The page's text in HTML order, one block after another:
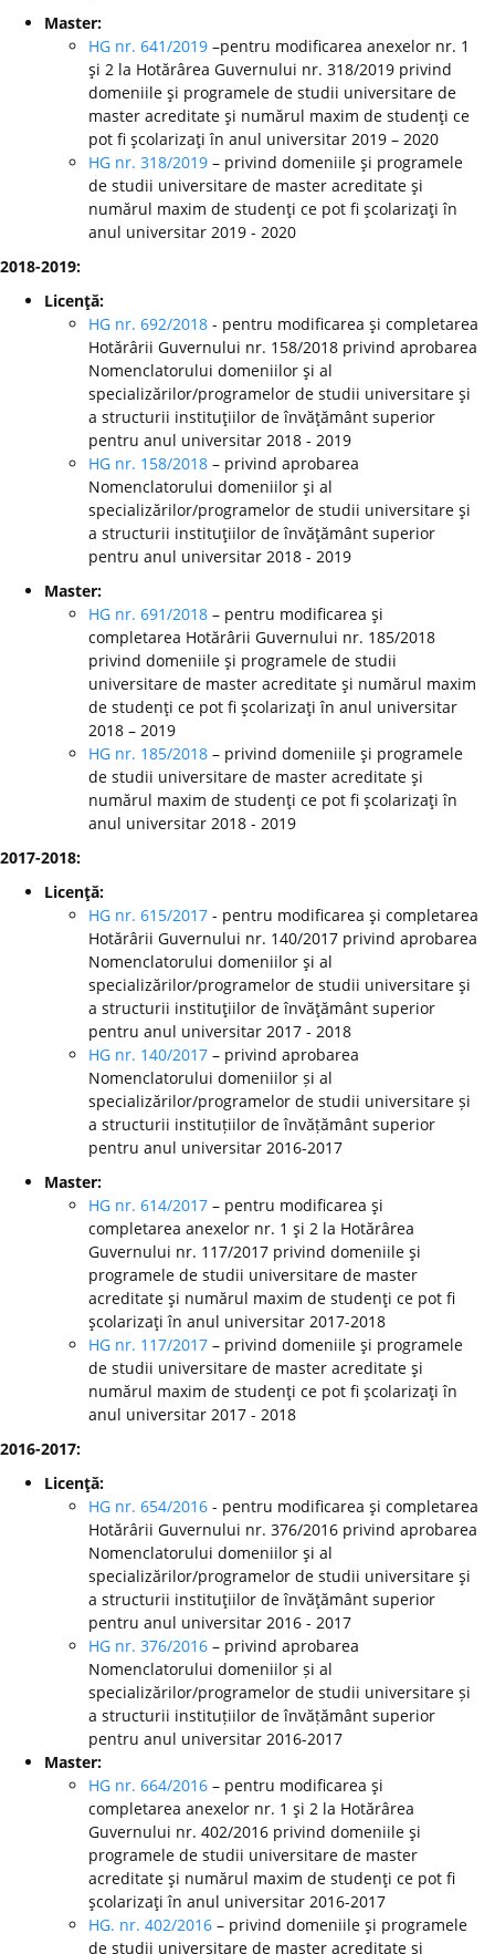
Master:
HG nr. 641/2019 –pentru modificarea anexelor nr. 1
şi 2 la Hotărârea Guvernului nr. 318/2019 privind
domeniile şi programele de studii universitare de
master acreditate şi numărul maxim de studenţi ce
pot fi şcolarizaţi în anul universitar 2019 – 2020
HG nr. 318/2019 – privind domeniile şi programele
de studii universitare de master acreditate şi
numărul maxim de studenţi ce pot fi şcolarizaţi în
anul universitar 2019 - 2020
2018-2019:
Licenţă:
HG nr. 692/2018 - pentru modificarea şi completarea
Hotărârii Guvernului nr. 158/2018 privind aprobarea
Nomenclatorului domeniilor şi al
specializărilor/programelor de studii universitare şi
a structurii instituţiilor de învăţământ superior
pentru anul universitar 2018 - 2019
HG nr. 158/2018 – privind aprobarea
Nomenclatorului domeniilor şi al
specializărilor/programelor de studii universitare şi
a structurii instituţiilor de învăţământ superior
pentru anul universitar 2018 - 2019
Master:
HG nr. 691/2018 – pentru modificarea şi
completarea Hotărârii Guvernului nr. 185/2018
privind domeniile şi programele de studii
universitare de master acreditate şi numărul maxim
de studenţi ce pot fi şcolarizaţi în anul universitar
2018 – 2019
HG nr. 185/2018 – privind domeniile şi programele
de studii universitare de master acreditate şi
numărul maxim de studenţi ce pot fi şcolarizaţi în
anul universitar 2018 - 2019
2017-2018:
Licenţă:
HG nr. 615/2017 - pentru modificarea şi completarea
Hotărârii Guvernului nr. 140/2017 privind aprobarea
Nomenclatorului domeniilor şi al
specializărilor/programelor de studii universitare şi
a structurii instituţiilor de învăţământ superior
pentru anul universitar 2017 - 2018
HG nr. 140/2017 – privind aprobarea
Nomenclatorului domeniilor și al
specializărilor/programelor de studii universitare și
a structurii instituțiilor de învățământ superior
pentru anul universitar 2016-2017
Master:
HG nr. 614/2017 – pentru modificarea şi
completarea anexelor nr. 1 şi 2 la Hotărârea
Guvernului nr. 117/2017 privind domeniile şi
programele de studii universitare de master
acreditate şi numărul maxim de studenţi ce pot fi
şcolarizaţi în anul universitar 2017-2018
HG nr. 117/2017 – privind domeniile şi programele
de studii universitare de master acreditate şi
numărul maxim de studenţi ce pot fi şcolarizaţi în
anul universitar 2017 - 2018
2016-2017:
Licenţă:
HG nr. 654/2016 - pentru modificarea şi completarea
Hotărârii Guvernului nr. 376/2016 privind aprobarea
Nomenclatorului domeniilor şi al
specializărilor/programelor de studii universitare şi
a structurii instituţiilor de învăţământ superior
pentru anul universitar 2016 - 2017
HG nr. 376/2016 – privind aprobarea
Nomenclatorului domeniilor și al
specializărilor/programelor de studii universitare și
a structurii instituțiilor de învățământ superior
pentru anul universitar 2016-2017
Master:
HG nr. 664/2016 – pentru modificarea şi
completarea anexelor nr. 1 şi 2 la Hotărârea
Guvernului nr. 402/2016 privind domeniile şi
programele de studii universitare de master
acreditate şi numărul maxim de studenţi ce pot fi
şcolarizaţi în anul universitar 2016-2017
HG. nr. 402/2016 – privind domeniile şi programele
de studii universitare de master acreditate şi